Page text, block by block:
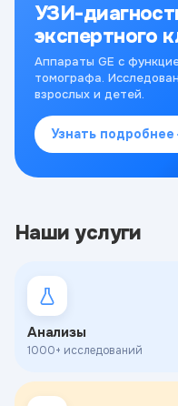
УЗИ-
экспертного
Аппараты GE с
томографа.
взрослых и детей.
Узнать подробнее
Наши услуги
Анализы
1000+ исследований